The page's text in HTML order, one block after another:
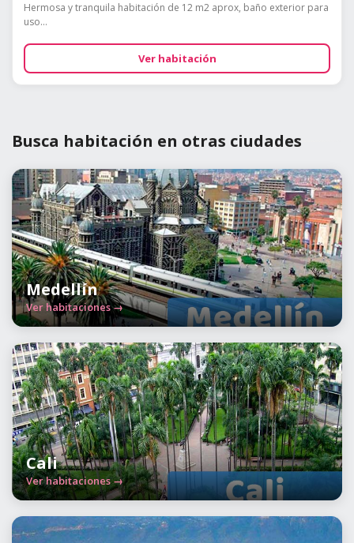
Hermosa y tranquila habitación de 12 m2 aprox, baño exterior para
uso...
Ver habitación
Busca habitación en otras ciudades
Medellín
Ver habitaciones →
Cali
Ver habitaciones →